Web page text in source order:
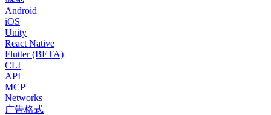
Android
iOS
Unity
React Native
Flutter (BETA)
CLI
API
MCP
Networks
广告格式